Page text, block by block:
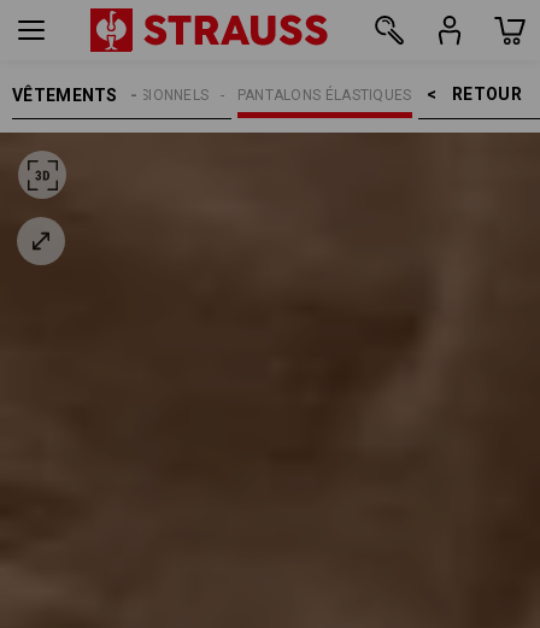
VÊTEMENTS RETOUR    >
PANTALONS ÉLASTIQUES
PROFESSIONNELS